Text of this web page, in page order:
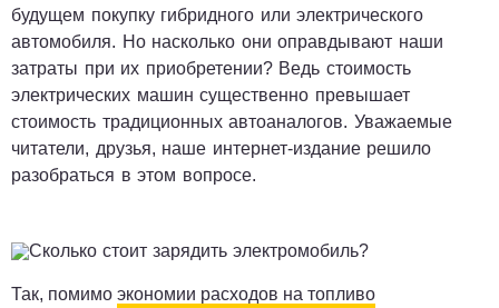
будущем покупку гибридного или электрического
автомобиля. Но насколько они оправдывают наши
затраты при их приобретении? Ведь стоимость
электрических машин существенно превышает
стоимость традиционных автоаналогов. Уважаемые
читатели, друзья, наше интернет-издание решило
разобраться в этом вопросе.
Так, помимо экономии расходов на топливо